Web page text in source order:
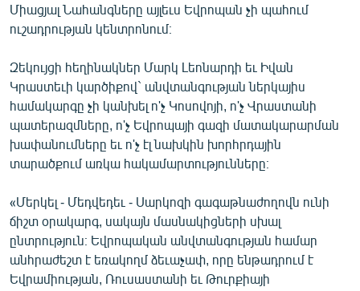
Միացյալ Նահանգները այլեւս Եվրոպան չի պահում
ուշադրության կենտրոնում։
Զեկույցի հեղինակներ Մարկ Լեոնարդի եւ Իվան
Կրաստեւի կարծիքով` անվտանգության ներկայիս
համակարգը չի կանխել ո'չ Կոսովոյի, ո'չ Վրաստանի
պատերազմները, ո'չ Եվրոպայի գազի մատակարարման
խափանումները եւ ո'չ էլ նախկին խորհրդային
տարածքում առկա հակամարտությունները։
«Մերկել - Մեդվեդեւ - Սարկոզի գագաթնաժողովն ունի
ճիշտ օրակարգ, սակայն մասնակիցների սխալ
ընտրություն։ Եվրոպական անվտանգության համար
անհրաժեշտ է եռակողմ ձեւաչափ, որը ենթադրում է
Եվրամիության, Ռուսաստանի եւ Թուրքիայի